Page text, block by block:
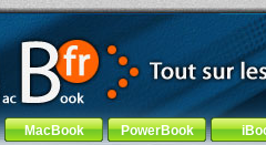
100% nomade !
menu général-Aller au menu de
MacBook PowerBook